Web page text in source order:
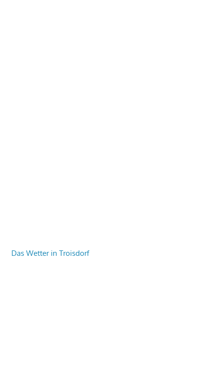
Das Wetter in Troisdorf